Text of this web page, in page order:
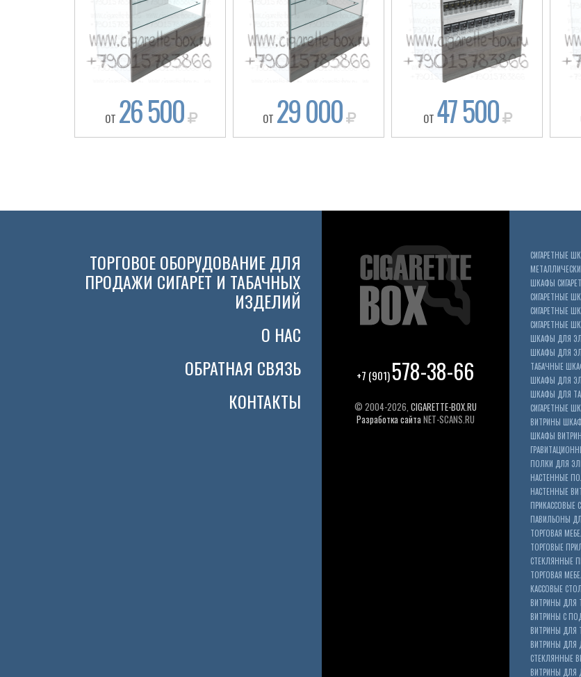
ОТ 26 500 ОТ 29 000 ОТ 47 500
ТОРГОВОЕ ОБОРУДОВАНИЕ ДЛЯ
ПРОДАЖИ СИГАРЕТ И ТАБАЧНЫХ
ИЗДЕЛИЙ
О НАС
ОБРАТНАЯ СВЯЗЬ
КОНТАКТЫ
+7 (901)578-38-66
© 2004-2026, CIGARETTE-BOX.RU
Разработка сайтаNET-SCANS.RU
СИГАРЕТНЫЕ
ШКАФЫ
СИГАРЕТНЫЕ
СИГАРЕТНЫЕ
СИГАРЕТНЫЕ
ШКАФЫ ДЛЯ
ШКАФЫ ДЛЯ
ТАБАЧНЫЕ
ШКАФЫ ДЛЯ
ШКАФЫ ДЛЯ
СИГАРЕТНЫЕ
ВИТРИНЫ
ШКАФЫ
ПОЛКИ ДЛЯ
НАСТЕННЫЕ
НАСТЕННЫЕ
ПРИКАССОВЫЕ
ПАВИЛЬОНЫ
ТОРГОВАЯ
ТОРГОВЫЕ
СТЕКЛЯННЫЕ
ТОРГОВАЯ
КАССОВЫЕ
ВИТРИНЫ ДЛЯ
ВИТРИНЫ С
ВИТРИНЫ ДЛЯ
ВИТРИНЫ ДЛЯ
СТЕКЛЯННЫЕ
ВИТРИНЫ ДЛЯ